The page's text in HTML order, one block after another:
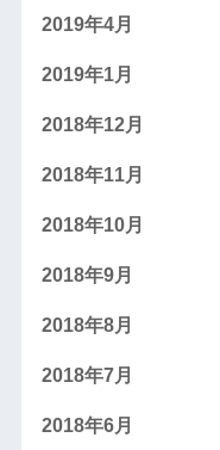
2019年4月
2019年1月
2018年12月
2018年11月
2018年10月
2018年9月
2018年8月
2018年7月
2018年6月